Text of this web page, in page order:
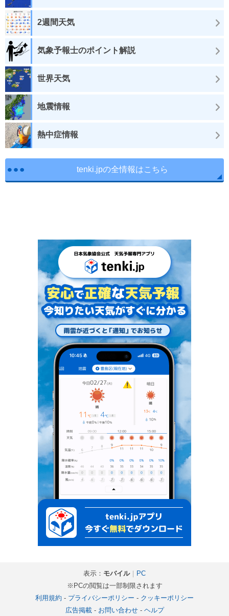
2週間天気
気象予報士のポイント解説
世界天気
地震情報
熱中症情報
tenki.jpの全情報はこちら
表示： モバイル｜ PC
※PCの閲覧は一部制限されます
利用規約 - プライバシーポリシー - クッキーポリシー
広告掲載- お問い合わせ- ヘルプ